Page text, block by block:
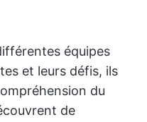
équipes
et leurs défis, ils
du
de